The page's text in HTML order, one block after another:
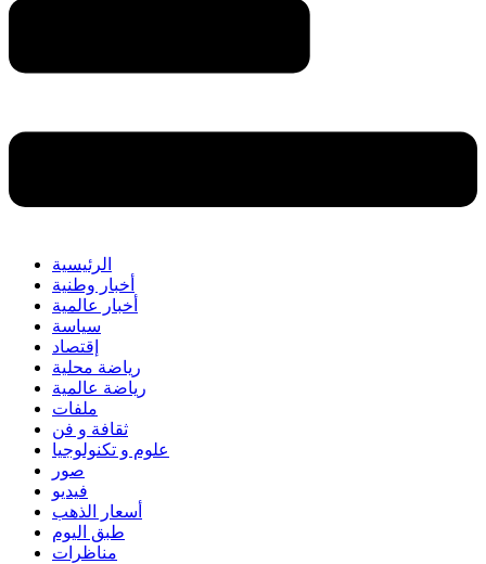
الرئيسية
أخبار وطنية
أخبار عالمية
سياسة
إقتصاد
رياضة محلية
رياضة عالمية
ملفات
ثقافة و فن
علوم و تكنولوجيا
صور
فيديو
أسعار الذهب
طبق اليوم
مناظرات